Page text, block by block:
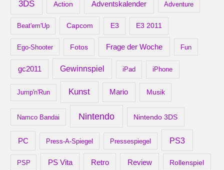
3DS Action Adventskalender Adventure
Beat'em'Up Capcom E3 E3 2011
Ego-Shooter Fotos Frage der Woche Fun
gc2011 Gewinnspiel iPad iPhone
Jump'n'Run Kunst Mario Musik
Namco Bandai Nintendo Nintendo 3DS
PC Press-A-Spiegel Pressespiegel PS3
PSP PS Vita Retro Review Rollenspiel